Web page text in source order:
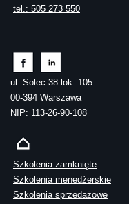
tel.: 505 273 550
ul. Solec 38 lok. 105
00-394 Warszawa
NIP: 113-26-90-108
Szkolenia zamknięte
Szkolenia menedżerskie
Szkolenia sprzedażowe